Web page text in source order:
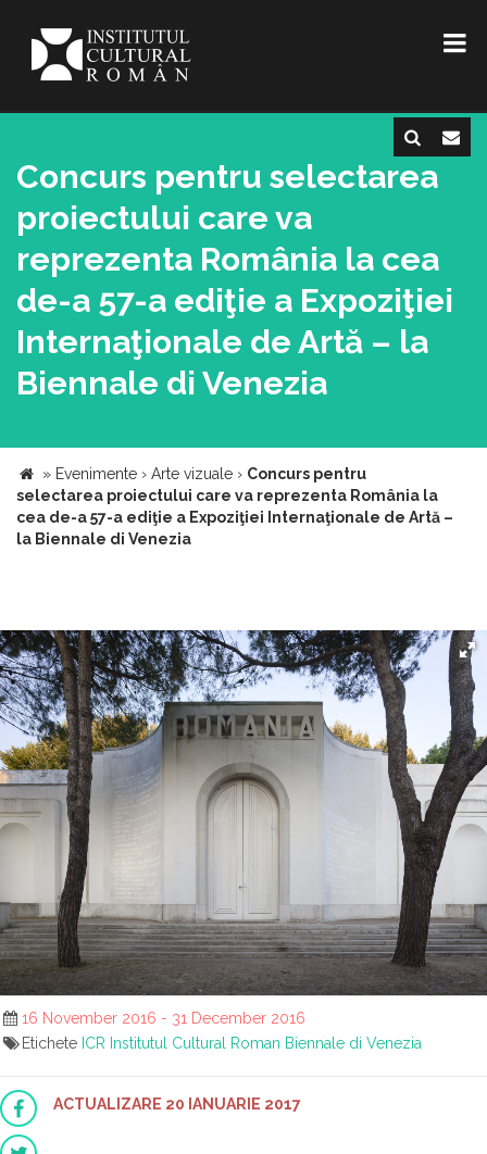
Concurs pentru selectarea
proiectului care va
reprezenta România la cea
de-a 57-a ediţie a Expoziţiei
Internaţionale de Artă – la
Biennale di Venezia
» Evenimente › Arte vizuale › Concurs pentru
selectarea proiectului care va reprezenta România la
cea de-a 57-a ediţie a Expoziţiei Internaţionale de Artă –
la Biennale di Venezia
16 November 2016 - 31 December 2016
Etichete ICR Institutul Cultural Roman Biennale di Venezia
ACTUALIZARE 20 IANUARIE 2017